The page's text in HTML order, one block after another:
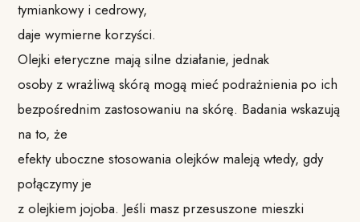
tymiankowy i cedrowy,
daje wymierne korzyści.
Olejki eteryczne mają silne działanie, jednak
osoby z wrażliwą skórą mogą mieć podrażnienia po ich
bezpośrednim zastosowaniu na skórę. Badania wskazują
na to, że
efekty uboczne stosowania olejków maleją wtedy, gdy
połączymy je
z olejkiem jojoba. Jeśli masz przesuszone mieszki